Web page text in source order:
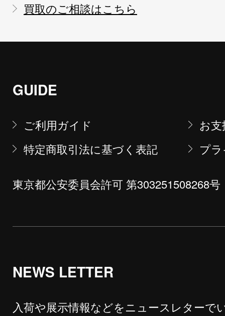
買取のご相談はこちら
GUIDE
ご利用ガイド
お
特定商取引法に基づく表記
プ
東京都公安委員会許可 第303251508268号
NEWS LETTER
入荷や展示情報などをニュースレターで